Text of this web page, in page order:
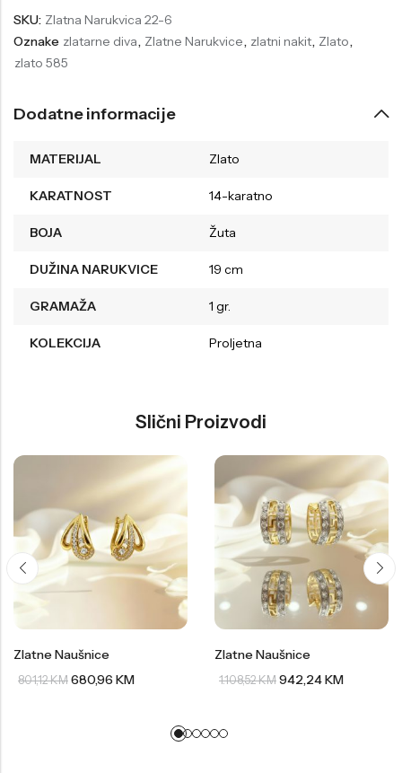
SKU: Zlatna Narukvica 22-6
Oznake zlatarne diva, Zlatne Narukvice, zlatni nakit, Zlato,
zlato 585
Dodatne informacije
MATERIJAL Zlato
KARATNOST 14-karatno
BOJA Žuta
DUŽINA NARUKVICE 19 cm
GRAMAŽA 1 gr.
KOLEKCIJA Proljetna
Slični Proizvodi
Zlatne Naušnice
801,12KM 680,96 KM
Zlatne Naušnice
1.108,52KM 942,24KM
Welder
Liu-Jo
Daniel Klein
Festina
UP!
Wesse
Daisy Dixon
Liu-Jo
Diesel
Versus